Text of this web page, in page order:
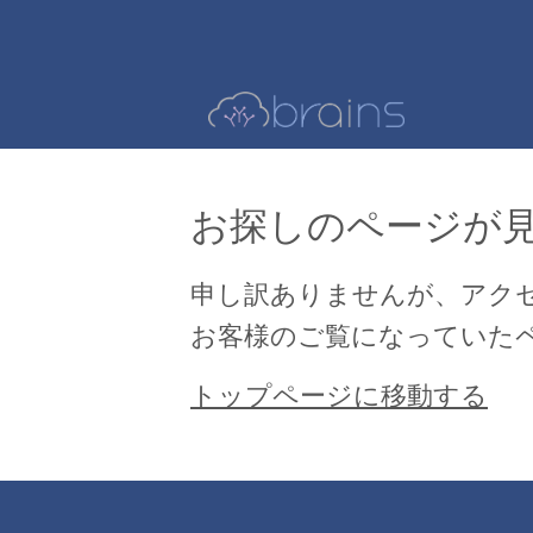
お探しのページが
申し訳ありませんが、アク
お客様のご覧になっていた
トップページに移動する